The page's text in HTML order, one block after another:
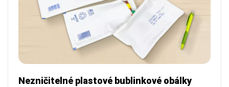
Nezničitelné plastové bublinkové obálky